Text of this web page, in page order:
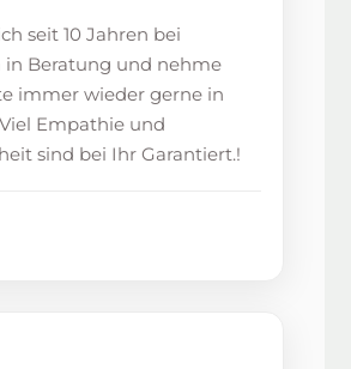
seit 10 Jahren bei
in Beratung und nehme
immer wieder gerne in
Empathie und
sind bei Ihr Garantiert.!